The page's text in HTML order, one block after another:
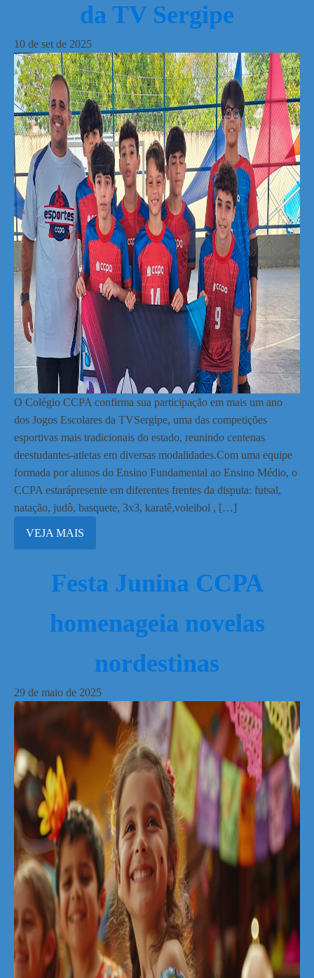
da TV Sergipe
10 de set de 2025
O Colégio CCPA confirma sua participação em mais um ano
dos Jogos Escolares da TVSergipe, uma das competições
esportivas mais tradicionais do estado, reunindo centenas
deestudantes-atletas em diversas modalidades.Com uma equipe
formada por alunos do Ensino Fundamental ao Ensino Médio, o
CCPA estarápresente em diferentes frentes da disputa: futsal,
natação, judô, basquete, 3x3, karatê,voleibol , […]
VEJA MAIS
Festa Junina CCPA
homenageia novelas
nordestinas
29 de maio de 2025